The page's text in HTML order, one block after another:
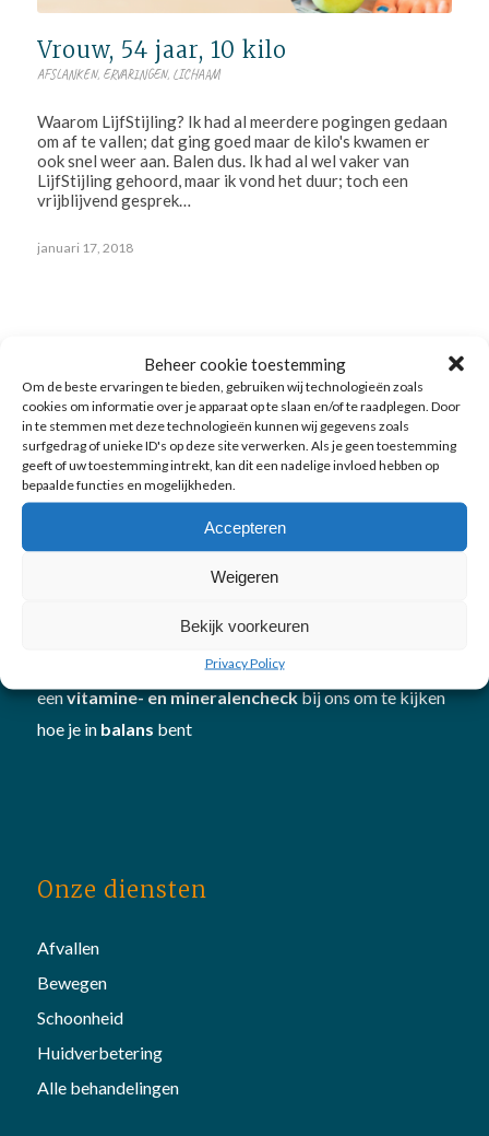
Beheer cookie toestemming
Om de beste ervaringen te bieden, gebruiken wij technologieën zoals
cookies om informatie over je apparaat op te slaan en/of te raadplegen. Door
in te stemmen met deze technologieën kunnen wij gegevens zoals
surfgedrag of unieke ID's op deze site verwerken. Als je geen toestemming
geeft of uw toestemming intrekt, kan dit een nadelige invloed hebben op
bepaalde functies en mogelijkheden.
Accepteren
Weigeren
Bekijk voorkeuren
Privacy Policy
Vrouw, 54 jaar, 10 kilo
AFSLANKEN, ERVARINGEN, LICHAAM
Waarom LijfStijling? Ik had al meerdere pogingen gedaan
om af te vallen; dat ging goed maar de kilo's kwamen er
ook snel weer aan. Balen dus. Ik had al wel vaker van
LijfStijling gehoord, maar ik vond het duur; toch een
vrijblijvend gesprek…
januari 17, 2018
Over LijfStijling
is gegroeid tot een specialistisch team
bewegingen
deskundige aanpak hebben we al veel mensen geholpen
om beter in hun vel te komen én te blijven. Plan
eenvitamine- en mineralencheckbij ons om te kijken
hoe je in balans bent
Onze diensten
Afvallen
Bewegen
Schoonheid
Huidverbetering
Alle behandelingen